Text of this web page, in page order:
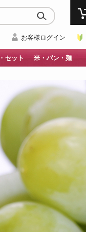
お客様ログイン
セット 米・パン・麺